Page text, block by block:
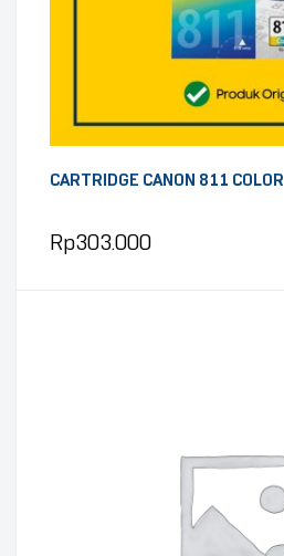
CARTRIDGE CANON 811 COLOR
Rp303.000